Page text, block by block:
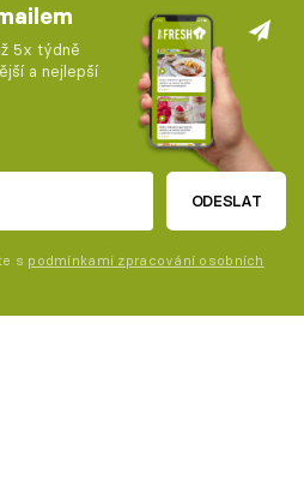
5x týdně
a nejlepší
ODESLAT
s podmínkami zpracování osobních